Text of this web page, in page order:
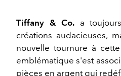
Tiffany & Co. a
créations audacieuses,
nouvelle tournure à
emblématique s'est
pièces en argent qui